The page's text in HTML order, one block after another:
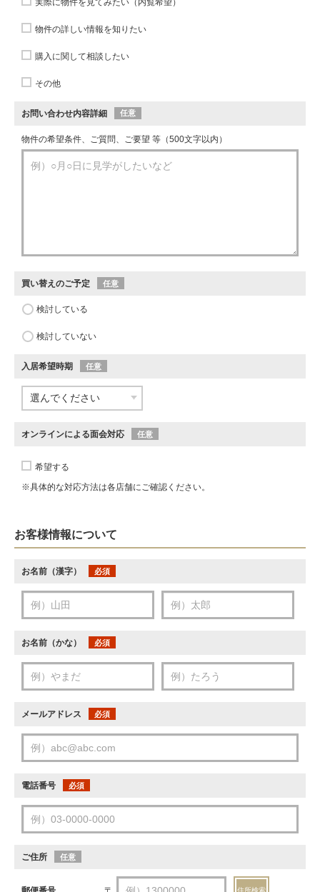
実際に物件を見てみたい（内覧希望）
物件の詳しい情報を知りたい
購入に関して相談したい
その他
お問い合わせ内容詳細 任意
物件の希望条件、ご質問、ご要望 等（500文字以内）
買い替えのご予定 任意
検討している
検討していない
入居希望時期 任意
オンラインによる面会対応 任意
希望する
※具体的な対応方法は各店舗にご確認ください。
お客様情報について
お名前（漢字） 必須
お名前（かな） 必須
メールアドレス 必須
電話番号 必須
ご住所 任意